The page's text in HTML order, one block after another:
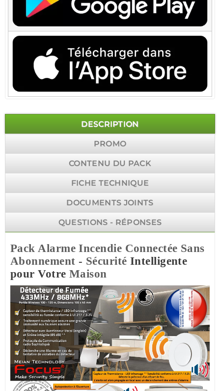
DESCRIPTION
PROMO
CONTENU DU PACK
FICHE TECHNIQUE
DOCUMENTS JOINTS
QUESTIONS - RÉPONSES
Pack Alarme Incendie Connectée Sans
Abonnement - Sécurité Intelligente
pour Votre Maison